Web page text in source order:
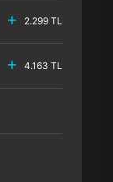
2.299 TL
4.163 TL